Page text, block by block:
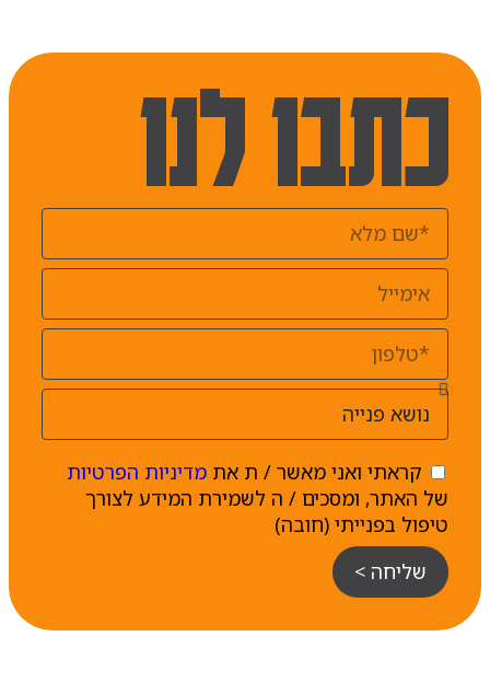
כתבו לנו
קראתי ואני מאשר / ת אתמדיניות הפרטיות
של האתר, ומסכים / ה לשמירת המידע לצורך
טיפול בפנייתי (חובה)
שליחה >